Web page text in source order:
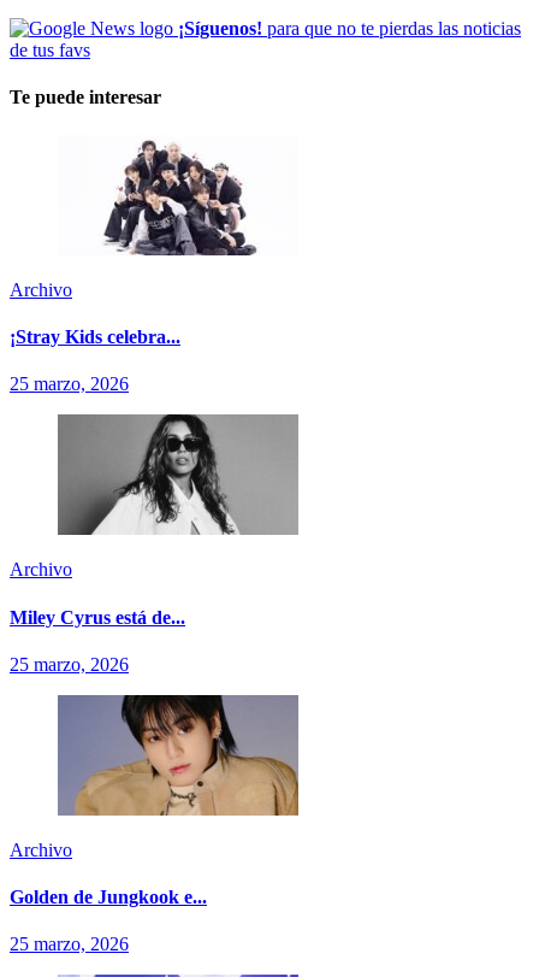
¡Síguenos! para que no te pierdas las noticias
de tus favs
Te puede interesar
Archivo
¡Stray Kids celebra...
25 marzo, 2026
Archivo
Miley Cyrus está de...
25 marzo, 2026
Archivo
Golden de Jungkook e...
25 marzo, 2026